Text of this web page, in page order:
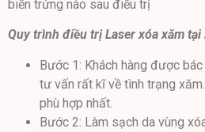
biến trứng nào sau điều trị
Quy trình điều trị Laser xóa xăm tại
Bước 1: Khách hàng được
tư vấn rất kĩ về tình trạng
phù hợp nhất.
Bước 2: Làm sạch da vùng